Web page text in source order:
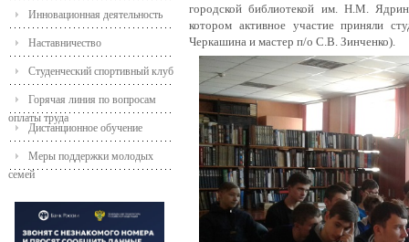
Инновационная деятельность
Наставничество
Студенческий спортивный клуб
Горячая линия по вопросам
оплаты труда
Дистанционное обучение
Меры поддержки молодых
семей
городской библиотекой им. Н.М.
котором активное участие приняли
Черкашина и мастер п/о С.В. Зинченко).